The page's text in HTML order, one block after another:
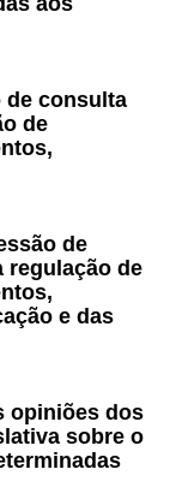
de consulta
de
de
regulação de
e das
opiniões dos
sobre o